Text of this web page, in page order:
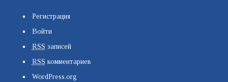
Регистрация
Войти
RSS записей
RSS комментариев
WordPress.org